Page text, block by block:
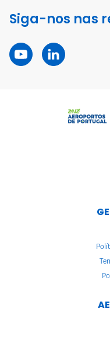
Siga-nos nas